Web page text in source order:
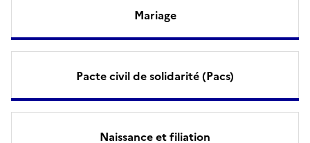
Mariage
Pacte civil de solidarité (Pacs)
Naissance et filiation